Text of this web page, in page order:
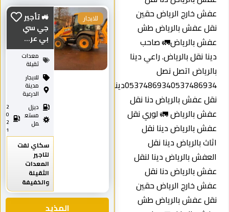
عفش خارج الرياض حقين
نقل عفش بالرياض طش
عفش بالرياض🚛 صاحب
دينا نقل بالرياض. راعي دينا
بالرياض اتصل نصل
0537486934‏0537486934دينا
نقل عفش بالرياض دنا نقل
عفش بالرياض 🚛 لوري نقل
عفش بالرياض دينا نقل
اثاث بالرياض دينا نقل
العفش بالرياض دينا لنقل
عفش بالرياض دنا نقل
عفش خارج الرياض حقين
نقل عفش بالرياض طش
المذيد
🚜 تأجير
جي سي
بي عر...
معدات
ثقيلة
للايجار
مدينة
الدرعية
ديزل
مستع
مل
2
0
2
1
سكاي لفت
لتاجير
المعدات
الثقيلة
والخفيفة
للايجار